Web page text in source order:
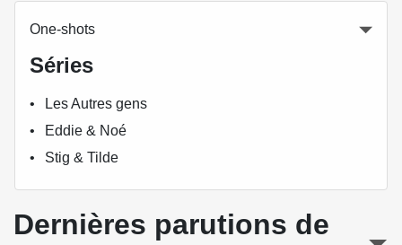
One-shots
Séries
Les Autres gens
Eddie & Noé
Stig & Tilde
Dernières parutions de